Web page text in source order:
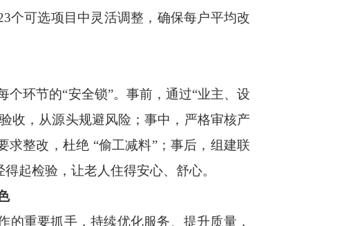
个可选项目中灵活调整，确保每户平均改
环节的“安全锁”。事前，通过“业主、设
收，从源头规避风险；事中，严格审核产
整改，杜绝 “偷工减料”；事后，组建联
起检验，让老人住得安心、舒心。
重要抓手，持续优化服务、提升质量，